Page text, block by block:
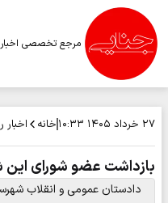
مرجع تخصصی
۲۷ خرداد ۱۴۰۵ ۱۰:۳۳ خانه اخبار
بازداشت عضو شورای
دادستان عمومی و انقلاب